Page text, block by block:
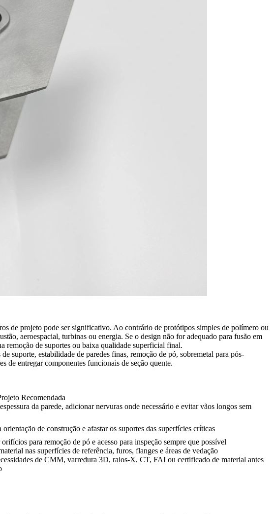
de projeto pode ser significativo. Ao contrário de protótipos simples de polímero ou
aeroespacial, turbinas ou energia. Se o design não for adequado para fusão em
remoção de suportes ou baixa qualidade superficial final.
suporte, estabilidade de paredes finas, remoção de pó, sobremetal para pós-
de entregar componentes funcionais de seção quente.
Recomendada
da parede, adicionar nervuras onde necessário e evitar vãos longos sem
orientação de construção e afastar os suportes das superfícies críticas
para remoção de pó e acesso para inspeção sempre que possível
nas superfícies de referência, furos, flanges e áreas de vedação
de CMM, varredura 3D, raios-X, CT, FAI ou certificado de material antes